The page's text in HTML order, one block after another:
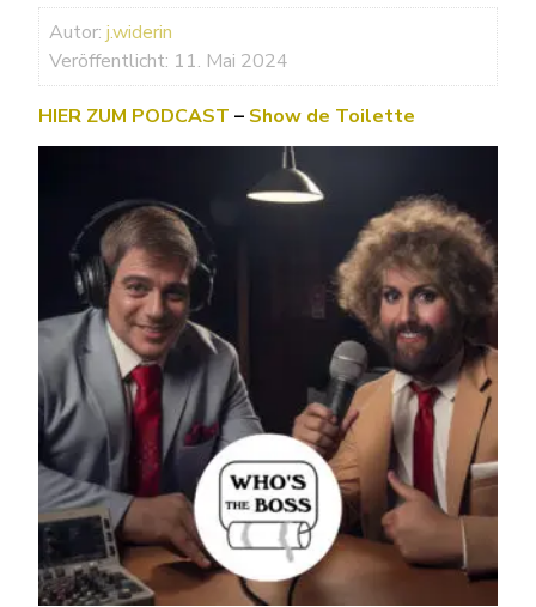
Autor: j.widerin
Veröffentlicht: 11. Mai 2024
HIER ZUM PODCAST – Show de Toilette